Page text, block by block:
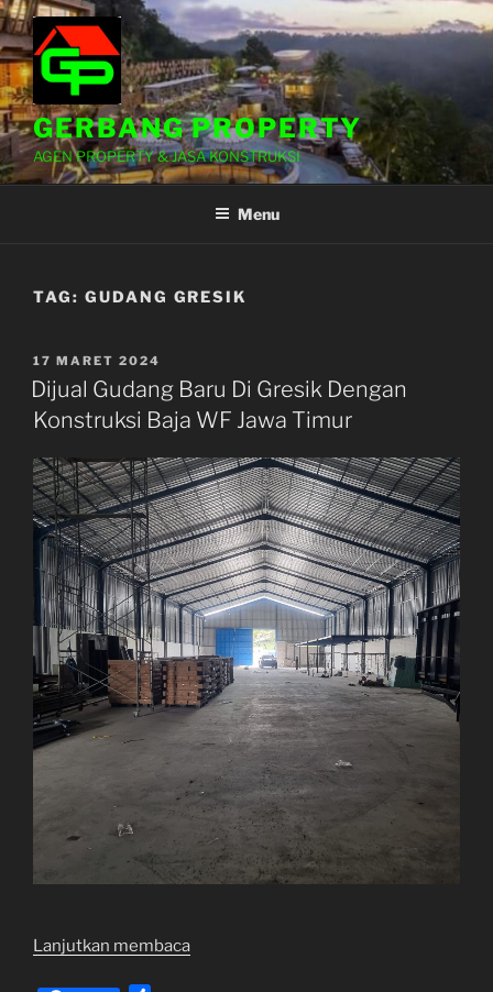
Lompat
ke
konten
GERBANG PROPERTY
AGEN PROPERTY & JASA KONSTRUKSI
Menu
TAG: GUDANG GRESIK
DIPOSKAN
PADA
17 MARET 2024
Dijual Gudang Baru Di Gresik Dengan
Konstruksi Baja WF Jawa Timur
Lanjutkan membaca“Dijual